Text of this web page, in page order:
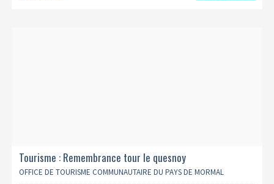
Tourisme : Remembrance tour le quesnoy
OFFICE DE TOURISME COMMUNAUTAIRE DU PAYS DE MORMAL